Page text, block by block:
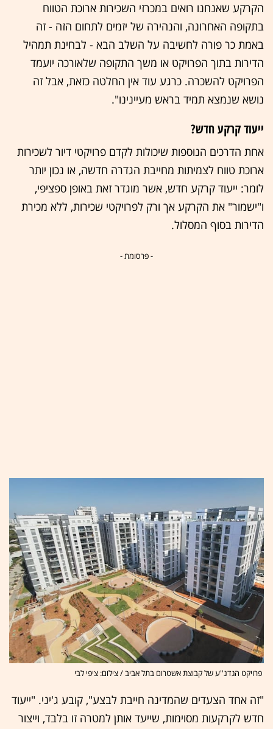
הקרקע שאנחנו רואים במכרזי השכירות ארוכת הטווח
בתקופה האחרונה, והנהירה של יזמים לתחום הזה - זה
באמת כר פורה לחשיבה על השלב הבא - לבחינת תמהיל
הדירות בתוך הפרויקט או משך התקופה שלאורכה יועמד
הפרויקט להשכרה. כרגע עוד אין החלטה כזאת, אבל זה
נושא שנמצא תמיד בראש מעיינינו".
ייעוד קרקע חדש?
אחת הדרכים הנוספות שיכולות לקדם פרויקטי דיור לשכירות
ארוכת טווח לצמיתות מחייבת הגדרה חדשה, או נכון יותר
לומר: ייעוד קרקע חדש, אשר מוגדר זאת באופן ספציפי,
ו"ישמור" את הקרקע אך ורק לפרויקטי שכירות, ללא מכירת
הדירות בסוף המסלול.
- פרסומת -
פרויקט הגדנ''ע של קבוצת אשטרום בתל אביב / צילום: ציפי לבי
"זה אחד הצעדים שהמדינה חייבת לבצע", קובע ג'יני. "ייעוד
חדש לקרקעות מסוימות, שייעד אותן למטרה זו בלבד, וייצור